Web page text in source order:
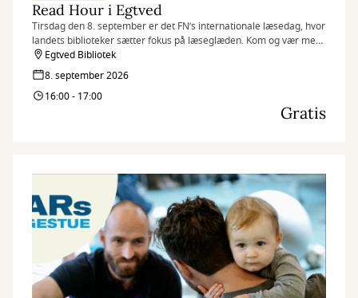
Read Hour i Egtved
Tirsdag den 8. september er det FN’s internationale læsedag, hvor
landets biblioteker sætter fokus på læseglæden. Kom og vær med,
når vi markerer dagen på flere af vores biblioteker med Read
Hour, hvor vi læser så meget, som vi kan på én time.
Egtved Bibliotek
8. september 2026
16:00 - 17:00
Gratis